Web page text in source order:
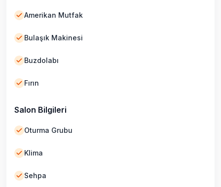
Amerikan Mutfak
Bulaşık Makinesi
Buzdolabı
Fırın
Salon Bilgileri
Oturma Grubu
Klima
Sehpa